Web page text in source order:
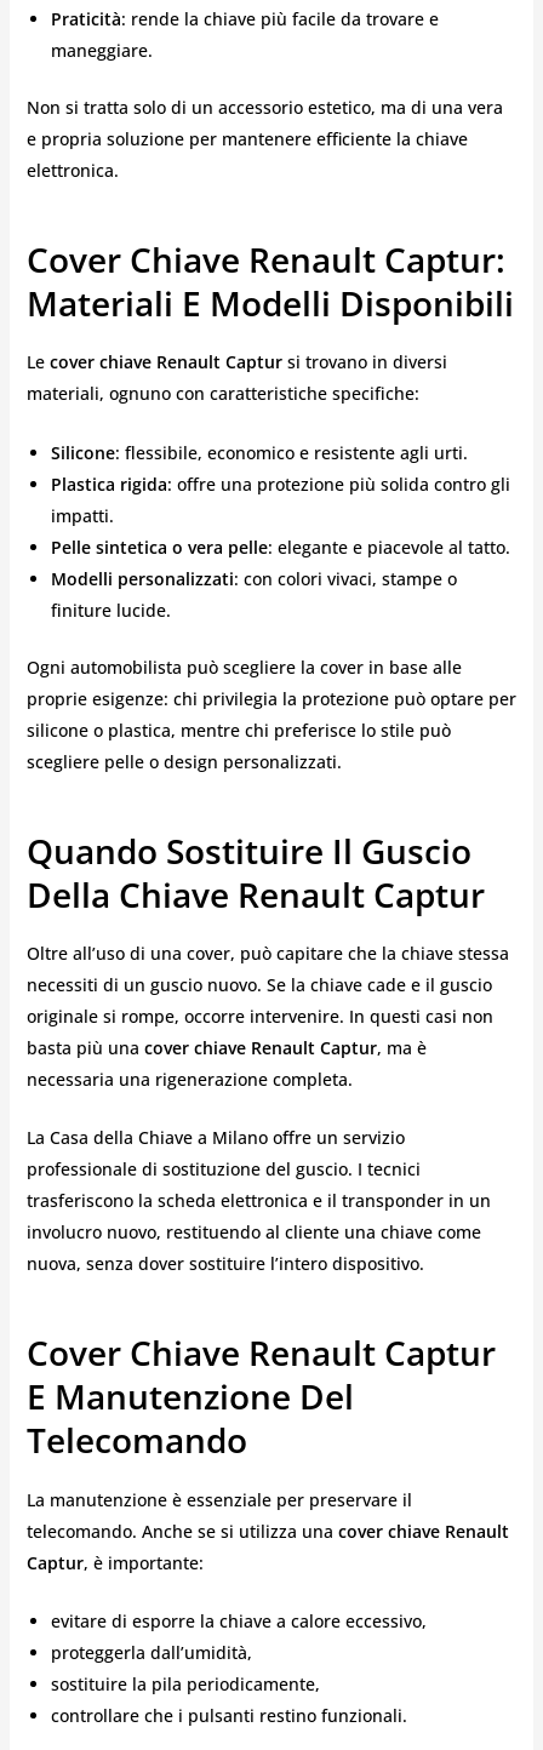
Praticità: rende la chiave più facile da trovare e
maneggiare.
Non si tratta solo di un accessorio estetico, ma di una vera
e propria soluzione per mantenere efficiente la chiave
elettronica.
Cover Chiave Renault Captur:
Materiali E Modelli Disponibili
Le cover chiave Renault Captursi trovano in diversi
materiali, ognuno con caratteristiche specifiche:
Silicone: flessibile, economico e resistente agli urti.
Plastica rigida: offre una protezione più solida contro gli
impatti.
Pelle sintetica o vera pelle: elegante e piacevole al tatto.
Modelli personalizzati: con colori vivaci, stampe o
finiture lucide.
Ogni automobilista può scegliere la cover in base alle
proprie esigenze: chi privilegia la protezione può optare per
silicone o plastica, mentre chi preferisce lo stile può
scegliere pelle o design personalizzati.
Quando Sostituire Il Guscio
Della Chiave Renault Captur
Oltre all’uso di una cover, può capitare che la chiave stessa
necessiti di un guscio nuovo. Se la chiave cade e il guscio
originale si rompe, occorre intervenire. In questi casi non
basta più una cover chiave Renault Captur, ma è
necessaria una rigenerazione completa.
La Casa della Chiave a Milano offre un servizio
professionale di sostituzione del guscio. I tecnici
trasferiscono la scheda elettronica e il transponder in un
involucro nuovo, restituendo al cliente una chiave come
nuova, senza dover sostituire l’intero dispositivo.
Cover Chiave Renault Captur
E Manutenzione Del
Telecomando
La manutenzione è essenziale per preservare il
telecomando. Anche se si utilizza una cover chiave Renault
Captur, è importante:
evitare di esporre la chiave a calore eccessivo,
proteggerla dall’umidità,
sostituire la pila periodicamente,
controllare che i pulsanti restino funzionali.